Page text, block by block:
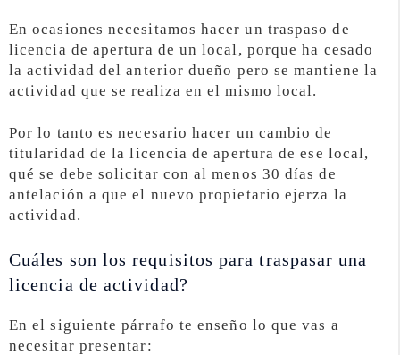
En ocasiones necesitamos hacer un traspaso de
licencia de apertura de un local, porque ha cesado
la actividad del anterior dueño pero se mantiene la
actividad que se realiza en el mismo local.
Por lo tanto es necesario hacer un cambio de
titularidad de la licencia de apertura de ese local,
qué se debe solicitar con al menos 30 días de
antelación a que el nuevo propietario ejerza la
actividad.
Cuáles son los requisitos para traspasar una
licencia de actividad?
En el siguiente párrafo te enseño lo que vas a
necesitar presentar: